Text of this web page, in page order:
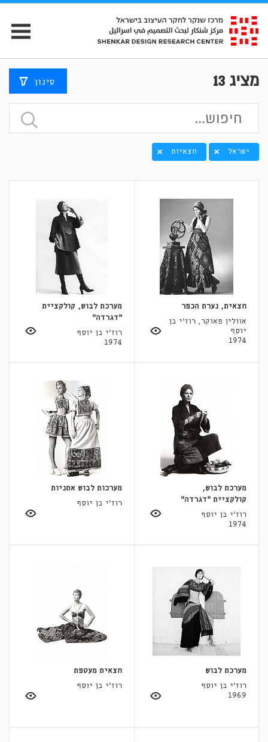
מציג 13 סינון
ישראל חצאיות
חצאית, נערת הכפר
אוולין פאוקר, רוז'י בן
יוסף
1974
מערכת לבוש, קולקציית
"דגרדה"
רוז'י בן יוסף
1974
מערכת לבוש,
קולקציית "דגרדה"
רוז'י בן יוסף
1974
מערכות לבוש אתניות
רוז'י בן יוסף
מערכת לבוש
רוז'י בן יוסף
1969
חצאית מעטפת
רוז'י בן יוסף